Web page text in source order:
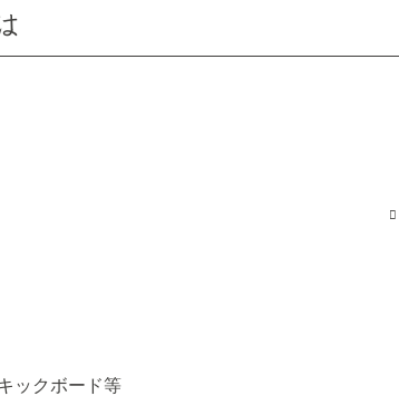
ックボード等